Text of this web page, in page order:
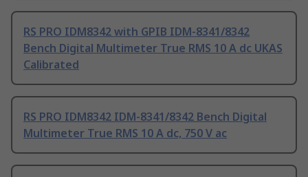
RS PRO IDM8342 with GPIB IDM-8341/8342
Bench Digital Multimeter True RMS 10 A dc UKAS
Calibrated
RS PRO IDM8342 IDM-8341/8342 Bench Digital
Multimeter True RMS 10 A dc, 750 V ac